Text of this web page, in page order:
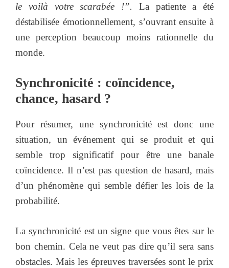
le voilà votre scarabée !”. La patiente a été
déstabilisée émotionnellement, s’ouvrant ensuite à
une perception beaucoup moins rationnelle du
monde.
Synchronicité : coïncidence,
chance, hasard ?
Pour résumer, une synchronicité est donc une
situation, un événement qui se produit et qui
semble trop significatif pour être une banale
coïncidence. Il n’est pas question de hasard, mais
d’un phénomène qui semble défier les lois de la
probabilité.
La synchronicité est un signe que vous êtes sur le
bon chemin. Cela ne veut pas dire qu’il sera sans
obstacles. Mais les épreuves traversées sont le prix